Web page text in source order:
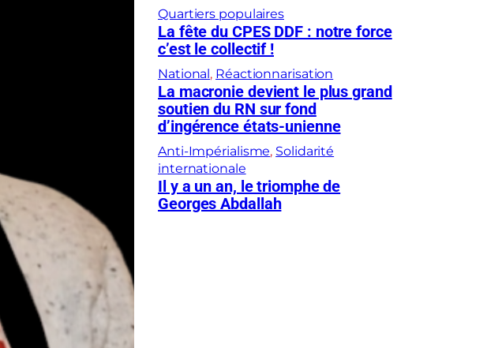
Quartiers populaires
La fête du CPES DDF : notre force
c’est le collectif !
National, Réactionnarisation
La macronie devient le plus grand
soutien du RN sur fond
d’ingérence états-unienne
Anti-Impérialisme, Solidarité
internationale
Il y a un an, le triomphe de
Georges Abdallah